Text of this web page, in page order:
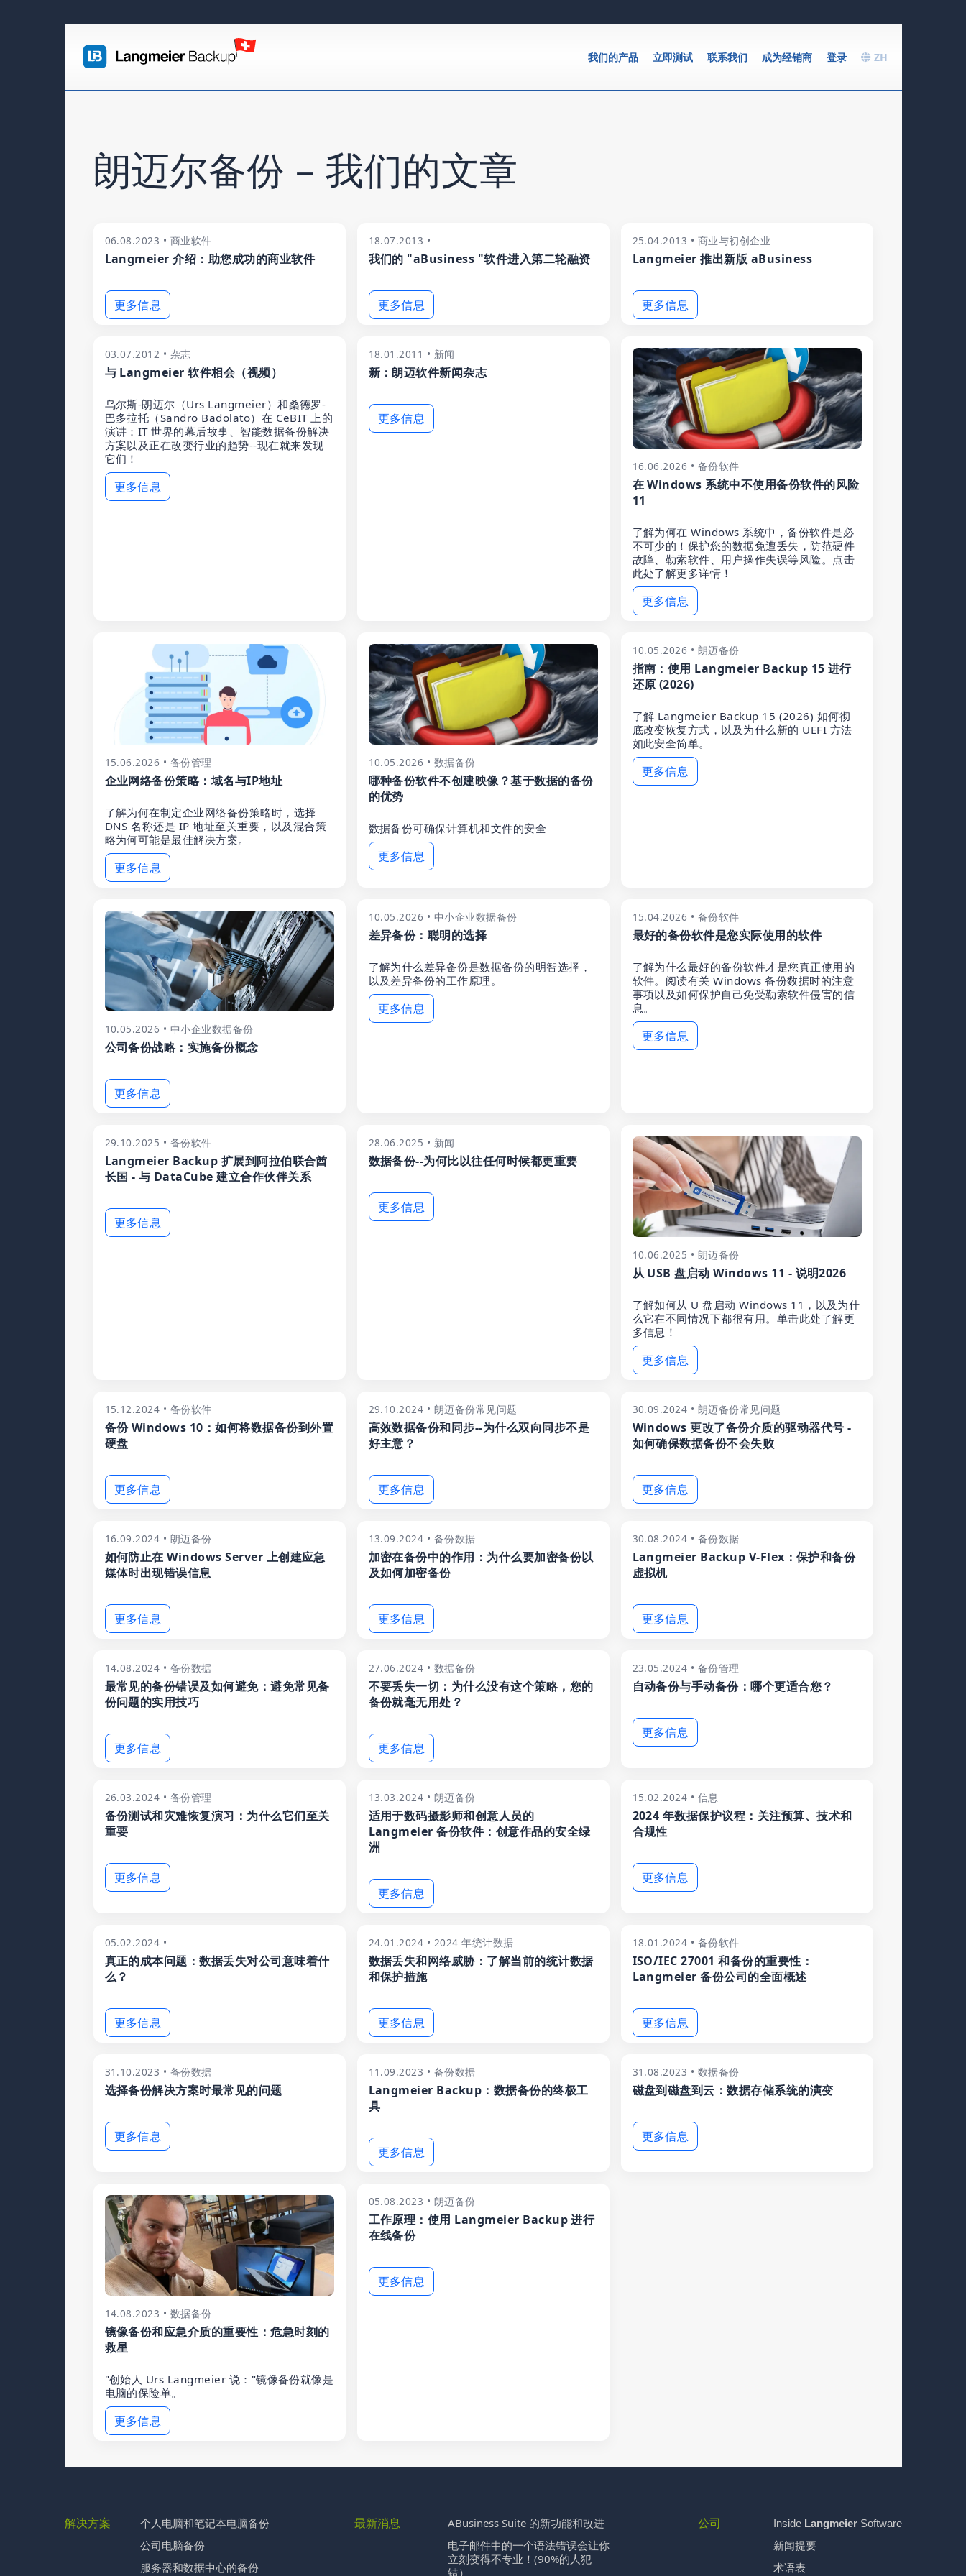
ZH
登录
成为经销商
联系我们
立即测试
我们的产品
朗迈尔备份 – 我们的文章
06.08.2023 • 商业软件
Langmeier 介绍：助您成功的商业软件
更多信息
18.07.2013 •
我们的 "aBusiness "软件进入第二轮融资
更多信息
25.04.2013 • 商业与初创企业
Langmeier 推出新版 aBusiness
更多信息
03.07.2012 • 杂志
与 Langmeier 软件相会（视频）
乌尔斯-朗迈尔（Urs Langmeier）和桑德罗-
巴多拉托（Sandro Badolato）在 CeBIT 上的
演讲：IT 世界的幕后故事、智能数据备份解决
方案以及正在改变行业的趋势--现在就来发现
它们！
更多信息
18.01.2011 • 新闻
新：朗迈软件新闻杂志
更多信息
16.06.2026 • 备份软件
在 Windows 系统中不使用备份软件的风险
11
了解为何在 Windows 系统中，备份软件是必
不可少的！保护您的数据免遭丢失，防范硬件
故障、勒索软件、用户操作失误等风险。点击
此处了解更多详情！
更多信息
15.06.2026 • 备份管理
企业网络备份策略：域名与IP地址
了解为何在制定企业网络备份策略时，选择
DNS 名称还是 IP 地址至关重要，以及混合策
略为何可能是最佳解决方案。
更多信息
10.05.2026 • 数据备份
哪种备份软件不创建映像？基于数据的备份
的优势
数据备份可确保计算机和文件的安全
更多信息
10.05.2026 • 朗迈备份
指南：使用 Langmeier Backup 15 进行
还原 (2026)
了解 Langmeier Backup 15 (2026) 如何彻
底改变恢复方式，以及为什么新的 UEFI 方法
如此安全简单。
更多信息
10.05.2026 • 中小企业数据备份
公司备份战略：实施备份概念
更多信息
10.05.2026 • 中小企业数据备份
差异备份：聪明的选择
了解为什么差异备份是数据备份的明智选择，
以及差异备份的工作原理。
更多信息
15.04.2026 • 备份软件
最好的备份软件是您实际使用的软件
了解为什么最好的备份软件才是您真正使用的
软件。阅读有关 Windows 备份数据时的注意
事项以及如何保护自己免受勒索软件侵害的信
息。
更多信息
29.10.2025 • 备份软件
Langmeier Backup 扩展到阿拉伯联合酋
长国 - 与 DataCube 建立合作伙伴关系
更多信息
28.06.2025 • 新闻
数据备份--为何比以往任何时候都更重要
更多信息
10.06.2025 • 朗迈备份
从 USB 盘启动 Windows 11 - 说明2026
了解如何从 U 盘启动 Windows 11，以及为什
么它在不同情况下都很有用。单击此处了解更
多信息！
更多信息
15.12.2024 • 备份软件
备份 Windows 10：如何将数据备份到外置
硬盘
更多信息
29.10.2024 • 朗迈备份常见问题
高效数据备份和同步--为什么双向同步不是
好主意？
更多信息
30.09.2024 • 朗迈备份常见问题
Windows 更改了备份介质的驱动器代号 -
如何确保数据备份不会失败
更多信息
16.09.2024 • 朗迈备份
如何防止在 Windows Server 上创建应急
媒体时出现错误信息
更多信息
13.09.2024 • 备份数据
加密在备份中的作用：为什么要加密备份以
及如何加密备份
更多信息
30.08.2024 • 备份数据
Langmeier Backup V-Flex：保护和备份
虚拟机
更多信息
14.08.2024 • 备份数据
最常见的备份错误及如何避免：避免常见备
份问题的实用技巧
更多信息
27.06.2024 • 数据备份
不要丢失一切：为什么没有这个策略，您的
备份就毫无用处？
更多信息
23.05.2024 • 备份管理
自动备份与手动备份：哪个更适合您？
更多信息
26.03.2024 • 备份管理
备份测试和灾难恢复演习：为什么它们至关
重要
更多信息
13.03.2024 • 朗迈备份
适用于数码摄影师和创意人员的
Langmeier 备份软件：创意作品的安全绿
洲
更多信息
15.02.2024 • 信息
2024 年数据保护议程：关注预算、技术和
合规性
更多信息
05.02.2024 •
真正的成本问题：数据丢失对公司意味着什
么？
更多信息
24.01.2024 • 2024 年统计数据
数据丢失和网络威胁：了解当前的统计数据
和保护措施
更多信息
18.01.2024 • 备份软件
ISO/IEC 27001 和备份的重要性：
Langmeier 备份公司的全面概述
更多信息
31.10.2023 • 备份数据
选择备份解决方案时最常见的问题
更多信息
11.09.2023 • 备份数据
Langmeier Backup：数据备份的终极工
具
更多信息
31.08.2023 • 数据备份
磁盘到磁盘到云：数据存储系统的演变
更多信息
14.08.2023 • 数据备份
镜像备份和应急介质的重要性：危急时刻的
救星
"创始人 Urs Langmeier 说："镜像备份就像是
电脑的保险单。
更多信息
05.08.2023 • 朗迈备份
工作原理：使用 Langmeier Backup 进行
在线备份
更多信息
解决方案
个人电脑和笔记本电脑备份
公司电脑备份
服务器和数据中心的备份
最新消息
ABusiness Suite 的新功能和改进
电子邮件中的一个语法错误会让你
立刻变得不专业！(90%的人犯
错）
公司 Inside LangmeierSoftware
新闻提要
术语表